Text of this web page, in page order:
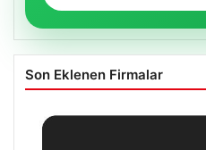
Son Eklenen Firmalar